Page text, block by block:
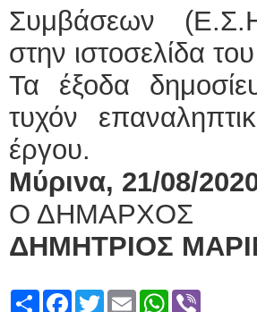
Συμβάσεων
στην ιστοσελίδα
Τα έξοδα
τυχόν
έργου.
Μύρινα, 21/08/
Ο ΔΗΜΑΡΧΟΣ
ΔΗΜΗΤΡΙΟΣ
ShareFacebook
TwitterEmailWhatsApp